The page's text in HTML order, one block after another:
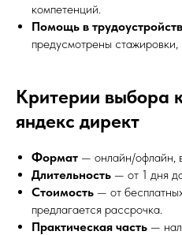
компетенций.
Помощь в
предусмотрены
Критерии выбора
яндекс директ
Формат — онлайн/офлайн,
Длительность — от 1 дня
Стоимость — от
предлагается рассрочка.
Практическая часть —